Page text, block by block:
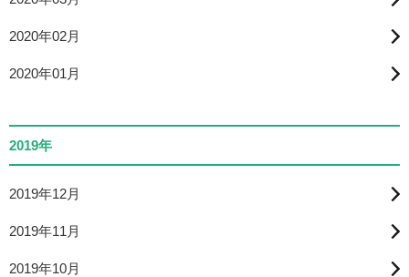
2020年02月
2020年01月
2019年
2019年12月
2019年11月
2019年10月